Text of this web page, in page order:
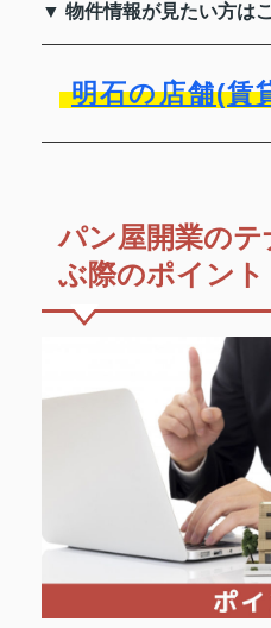
▼ 物件情報が見たい方は
明石の店舗(賃
パン屋開業の
ぶ際のポイント